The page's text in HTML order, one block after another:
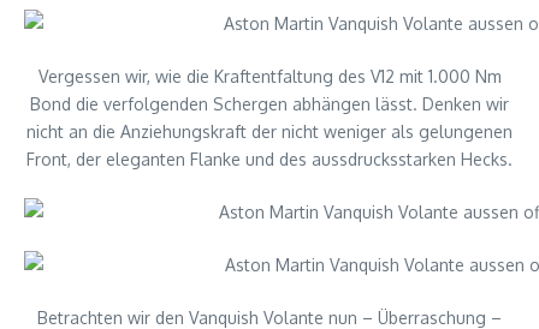
Vergessen wir, wie die Kraftentfaltung des V12 mit 1.000 Nm
Bond die verfolgenden Schergen abhängen lässt. Denken wir
nicht an die Anziehungskraft der nicht weniger als gelungenen
Front, der eleganten Flanke und des aussdrucksstarken Hecks.
Betrachten wir den Vanquish Volante nun – Überraschung –